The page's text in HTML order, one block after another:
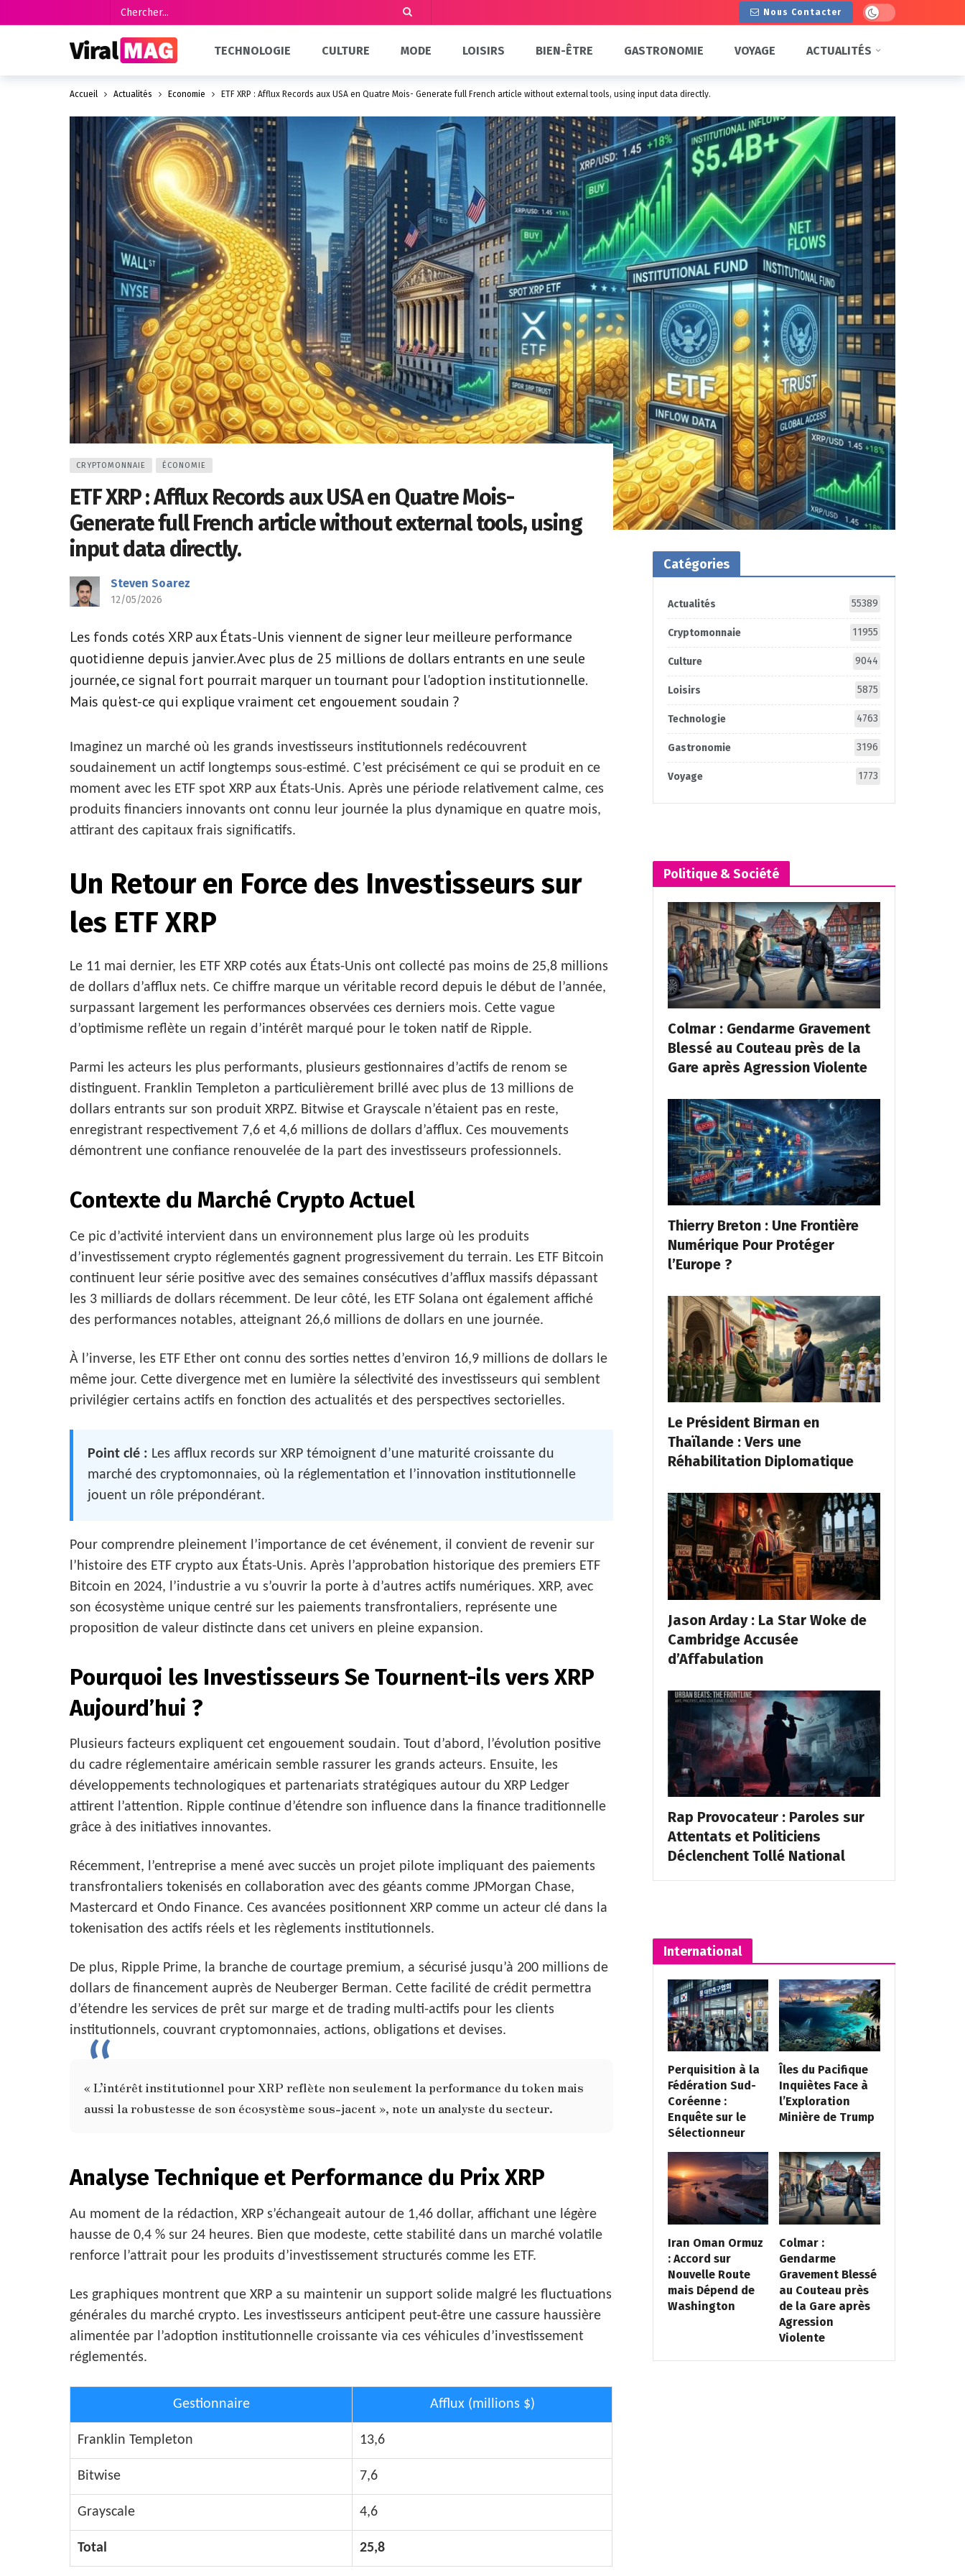
Nous Contacter Dark mode
TECHNOLOGIE CULTURE MODE LOISIRS BIEN-ÊTRE GASTRONOMIE VOYAGE ACTUALITÉS
Accueil Actualités Économie ETF XRP : Afflux Records aux USA en Quatre Mois- Generate full French article without external tools, using input data directly.
CRYPTOMONNAIE ÉCONOMIE
ETF XRP : Afflux Records aux USA en Quatre Mois-
Generate full French article without external tools, using
input data directly.
Steven Soarez
12/05/2026
Les fonds cotés XRP aux États-Unis viennent de signer leur meilleure performance
quotidienne depuis janvier. Avec plus de 25 millions de dollars entrants en une seule
journée, ce signal fort pourrait marquer un tournant pour l'adoption institutionnelle.
Mais qu'est-ce qui explique vraiment cet engouement soudain ?
Imaginez un marché où les grands investisseurs institutionnels redécouvrent
soudainement un actif longtemps sous-estimé. C’est précisément ce qui se produit en ce
moment avec les ETF spot XRP aux États-Unis. Après une période relativement calme, ces
produits financiers innovants ont connu leur journée la plus dynamique en quatre mois,
attirant des capitaux frais significatifs.
Un Retour en Force des Investisseurs sur
les ETF XRP
Le 11 mai dernier, les ETF XRP cotés aux États-Unis ont collecté pas moins de 25,8 millions
de dollars d’afflux nets. Ce chiffre marque un véritable record depuis le début de l’année,
surpassant largement les performances observées ces derniers mois. Cette vague
d’optimisme reflète un regain d’intérêt marqué pour le token natif de Ripple.
Parmi les acteurs les plus performants, plusieurs gestionnaires d’actifs de renom se
distinguent. Franklin Templeton a particulièrement brillé avec plus de 13 millions de
dollars entrants sur son produit XRPZ. Bitwise et Grayscale n’étaient pas en reste,
enregistrant respectivement 7,6 et 4,6 millions de dollars d’afflux. Ces mouvements
démontrent une confiance renouvelée de la part des investisseurs professionnels.
Contexte du Marché Crypto Actuel
Ce pic d’activité intervient dans un environnement plus large où les produits
d’investissement crypto réglementés gagnent progressivement du terrain. Les ETF Bitcoin
continuent leur série positive avec des semaines consécutives d’afflux massifs dépassant
les 3 milliards de dollars récemment. De leur côté, les ETF Solana ont également affiché
des performances notables, atteignant 26,6 millions de dollars en une journée.
À l’inverse, les ETF Ether ont connu des sorties nettes d’environ 16,9 millions de dollars le
même jour. Cette divergence met en lumière la sélectivité des investisseurs qui semblent
privilégier certains actifs en fonction des actualités et des perspectives sectorielles.
Point clé : Les afflux records sur XRP témoignent d’une maturité croissante du
marché des cryptomonnaies, où la réglementation et l’innovation institutionnelle
jouent un rôle prépondérant.
Pour comprendre pleinement l’importance de cet événement, il convient de revenir sur
l’histoire des ETF crypto aux États-Unis. Après l’approbation historique des premiers ETF
Bitcoin en 2024, l’industrie a vu s’ouvrir la porte à d’autres actifs numériques. XRP, avec
son écosystème unique centré sur les paiements transfrontaliers, représente une
proposition de valeur distincte dans cet univers en pleine expansion.
Pourquoi les Investisseurs Se Tournent-ils vers XRP
Aujourd’hui ?
Plusieurs facteurs expliquent cet engouement soudain. Tout d’abord, l’évolution positive
du cadre réglementaire américain semble rassurer les grands acteurs. Ensuite, les
développements technologiques et partenariats stratégiques autour du XRP Ledger
attirent l’attention. Ripple continue d’étendre son influence dans la finance traditionnelle
grâce à des initiatives innovantes.
Récemment, l’entreprise a mené avec succès un projet pilote impliquant des paiements
transfrontaliers tokenisés en collaboration avec des géants comme JPMorgan Chase,
Mastercard et Ondo Finance. Ces avancées positionnent XRP comme un acteur clé dans la
tokenisation des actifs réels et les règlements institutionnels.
De plus, Ripple Prime, la branche de courtage premium, a sécurisé jusqu’à 200 millions de
dollars de financement auprès de Neuberger Berman. Cette facilité de crédit permettra
d’étendre les services de prêt sur marge et de trading multi-actifs pour les clients
institutionnels, couvrant cryptomonnaies, actions, obligations et devises.
« L’intérêt institutionnel pour XRP reflète non seulement la performance du token mais
aussi la robustesse de son écosystème sous-jacent », note un analyste du secteur.
Analyse Technique et Performance du Prix XRP
Au moment de la rédaction, XRP s’échangeait autour de 1,46 dollar, affichant une légère
hausse de 0,4 % sur 24 heures. Bien que modeste, cette stabilité dans un marché volatile
renforce l’attrait pour les produits d’investissement structurés comme les ETF.
Les graphiques montrent que XRP a su maintenir un support solide malgré les fluctuations
générales du marché crypto. Les investisseurs anticipent peut-être une cassure haussière
alimentée par l’adoption institutionnelle croissante via ces véhicules d’investissement
réglementés.
Gestionnaire Afflux (millions $)
Franklin Templeton 13,6
Bitwise 7,6
Grayscale 4,6
Total 25,8
Catégories
Actualités 55389
Cryptomonnaie 11955
Culture 9044
Loisirs 5875
Technologie 4763
Gastronomie 3196
Voyage 1773
Politique & Société
Colmar : Gendarme Gravement
Blessé au Couteau près de la
Gare après Agression Violente
Thierry Breton : Une Frontière
Numérique Pour Protéger
l’Europe ?
Le Président Birman en
Thaïlande : Vers une
Réhabilitation Diplomatique
Jason Arday : La Star Woke de
Cambridge Accusée
d’Affabulation
Rap Provocateur : Paroles sur
Attentats et Politiciens
Déclenchent Tollé National
International
Perquisition à la
Fédération Sud-
Coréenne :
Enquête sur le
Sélectionneur
Îles du Pacifique
Inquiètes Face à
l’Exploration
Minière de Trump
Iran Oman Ormuz
: Accord sur
Nouvelle Route
mais Dépend de
Washington
Colmar :
Gendarme
Gravement Blessé
au Couteau près
de la Gare après
Agression
Violente